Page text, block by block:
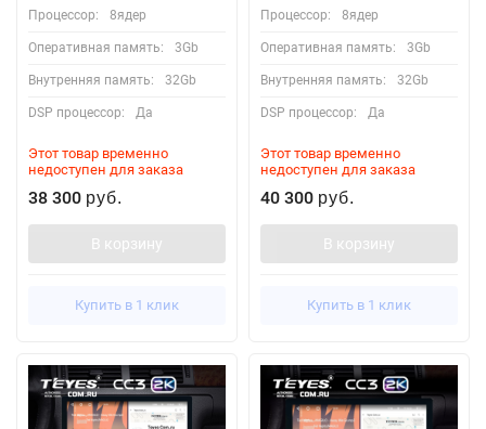
Процессор: 8ядер
Оперативная память: 3Gb
Внутренняя память: 32Gb
DSP процессор: Да
Этот товар временно
недоступен для заказа
38 300 руб.
В корзину
Купить в 1 клик
Процессор: 8ядер
Оперативная память: 3Gb
Внутренняя память: 32Gb
DSP процессор: Да
Этот товар временно
недоступен для заказа
40 300 руб.
В корзину
Купить в 1 клик